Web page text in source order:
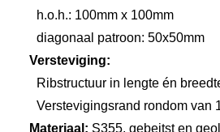
h.o.h.: 100mm x 100mm
diagonaal patroon: 50x50mm
Versteviging:
Ribstructuur in lengte én
Verstevigingsrand rondom van
Materiaal: S355, gebeitst en